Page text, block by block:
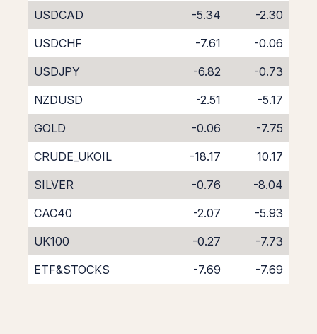
USDCAD
-5.34
-2.30
USDCHF
-7.61
-0.06
USDJPY
-6.82
-0.73
NZDUSD
-2.51
-5.17
GOLD
-0.06
-7.75
CRUDE_UKOIL
-18.17
10.17
SILVER
-0.76
-8.04
CAC40
-2.07
-5.93
UK100
-0.27
-7.73
ETF&STOCKS
-7.69 -7.69